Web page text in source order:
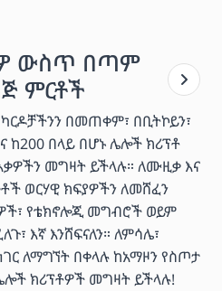
ውስጥ በጣም
ምርቶች
በመጠቀም፣ በቢትኮይን፣
ከ200 በላይ በሆኑ ሌሎች ክሪፕቶ
መግዛት ይችላሉ። ለሙዚቃ እና
ወርሃዊ ክፍያዎችን ለመሸፈን
የቴክኖሎጂ መግብሮች ወይም
እኛ እንሸፍናለን። ለምሳሌ፣
ለማግኘት በቀላሉ ከአማዞን የስጦታ
ክሪፕቶዎች መግዛት ይችላሉ!